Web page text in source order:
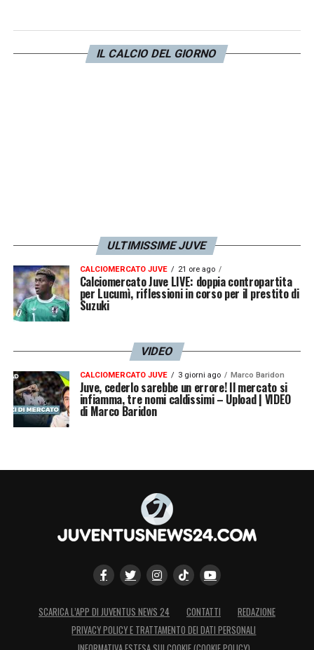
avrà di fronte, perché la Fiorentina viene da
due sconfitte consecutive e giocherà alla
IL CALCIO DEL GIORNO
ULTIMISSIME JUVE
CALCIOMERCATO JUVE 21 ore ago
Calciomercato Juve LIVE: doppia contropartita
per Lucumì, riflessioni in corso per il prestito di
Suzuki
VIDEO
CALCIOMERCATO JUVE 3 giorni ago Marco Baridon
Juve, cederlo sarebbe un errore! Il mercato si
infiamma, tre nomi caldissimi – Upload | VIDEO
di Marco Baridon
SCARICA L’APP DI JUVENTUS NEWS 24 CONTATTI
REDAZIONE
PRIVACY POLICY E TRATTAMENTO DEI DATI PERSONALI